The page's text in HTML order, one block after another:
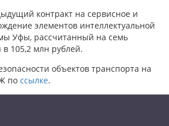
контракт на сервисное и
элементов интеллектуальной
Уфы, рассчитанный на семь
105,2 млн рублей.
объектов транспорта на
по ссылке.